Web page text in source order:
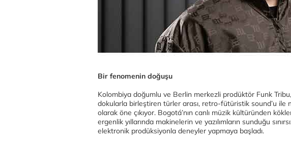
Bir fenomenin doğuşu
Kolombiya doğumlu ve Berlin merkezli prodüktör Funk
dokularla birleştiren türler arası, retro-fütüristik sound’u
olarak öne çıkıyor. Bogotá’nın canlı müzik kültüründen
ergenlik yıllarında makinelerin ve yazılımların sunduğu
elektronik prodüksiyonla deneyler yapmaya başladı.